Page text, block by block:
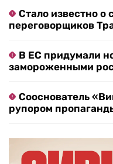
Стало известно о
переговорщиков
В ЕС придумали
замороженными
Сооснователь
рупором